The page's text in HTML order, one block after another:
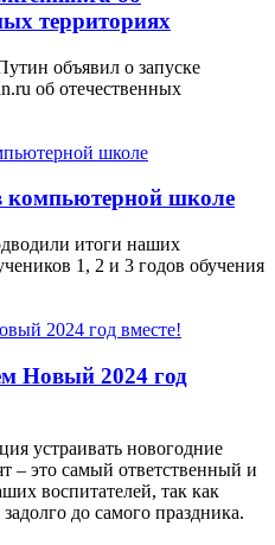
территориях
объявил о запуске
об отечественных
компьютерной школе
итоги наших
1, 2 и 3 годов обучения
Новый 2024 год
устраивать новогодние
– это самый ответственный и
воспитателей, так как
до самого праздника.